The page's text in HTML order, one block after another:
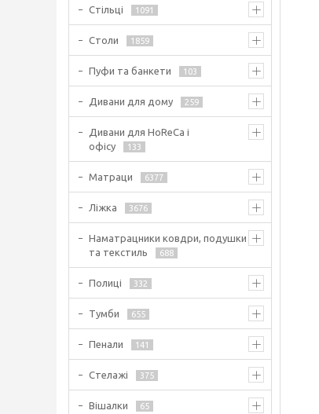
Стільці 1091
Столи 1859
Пуфи та банкети 103
Дивани для дому 259
Дивани для HoReCa і
офісу
133
Матраци 6377
Ліжка 3676
Наматрацники ковдри, подушки
та текстиль
688
Полиці 332
Тумби 655
Пенали 141
Стелажі 375
Вішалки 65